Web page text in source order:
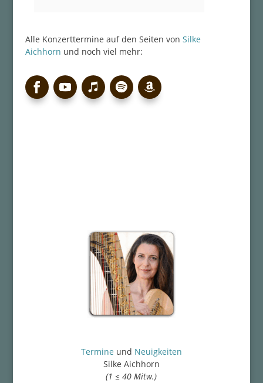
Alle Konzerttermine auf den Seiten von Silke
Aichhorn und noch viel mehr:
Termine und Neuigkeiten
Silke Aichhorn
(1 ≤ 40 Mitw.)